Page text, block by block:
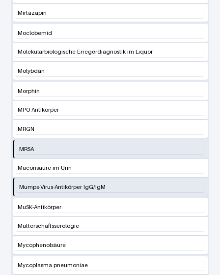
Mirtazapin
Moclobemid
Molekularbiologische Erregerdiagnostik im Liquor
Molybdän
Morphin
MPO-Antikörper
MRGN
MRSA
Muconsäure im Urin
Mumps-Virus-Antikörper IgG/IgM
MuSK-Antikörper
Mutterschaftsserologie
Mycophenolsäure
Mycoplasma pneumoniae